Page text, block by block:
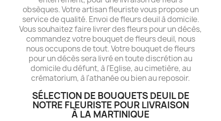
obsèques. Votre artisan fleuriste vous propose un
service de qualité. Envoi de fleurs deuil à domicile.
Vous souhaitez faire livrer des fleurs pour un décès,
commandez votre bouquet de fleurs deuil, nous
nous occupons de tout. Votre bouquet de fleurs
pour un décès sera livré en toute discrétion au
domicile du défunt, à l'Eglise, au cimetière, au
crématorium, à l'athanée ou bien au reposoir.
SÉLECTION DE BOUQUETS DEUIL DE
NOTRE FLEURISTE POUR LIVRAISON
À LA MARTINIQUE